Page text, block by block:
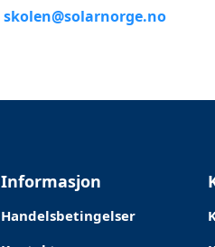
skolen@solarnorge.no
Informasjon
Handelsbetingelser